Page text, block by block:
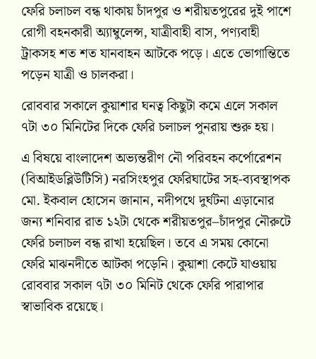
ফেরি চলাচল বন্ধ থাকায় চাঁদপুর ও শরীয়তপুরের দুই পাশে
রোগী বহনকারী অ্যাম্বুলেন্স, যাত্রীবাহী বাস, পণ্যবাহী
ট্রাকসহ শত শত যানবাহন আটকে পড়ে। এতে ভোগান্তিতে
পড়েন যাত্রী ও চালকরা।
রোববার সকালে কুয়াশার ঘনত্ব কিছুটা কমে এলে সকাল
৭টা ৩০ মিনিটের দিকে ফেরি চলাচল পুনরায় শুরু হয়।
এ বিষয়ে বাংলাদেশ অভ্যন্তরীণ নৌ পরিবহন কর্পোরেশন
(বিআইডব্লিউটিসি) নরসিংহপুর ফেরিঘাটের সহ-ব্যবস্থাপক
মো. ইকবাল হোসেন জানান, নদীপথে দুর্ঘটনা এড়ানোর
জন্য শনিবার রাত ১২টা থেকে শরীয়তপুর–চাঁদপুর নৌরুটে
ফেরি চলাচল বন্ধ রাখা হয়েছিল। তবে এ সময় কোনো
ফেরি মাঝনদীতে আটকা পড়েনি। কুয়াশা কেটে যাওয়ায়
রোববার সকাল ৭টা ৩০ মিনিট থেকে ফেরি পারাপার
স্বাভাবিক রয়েছে।